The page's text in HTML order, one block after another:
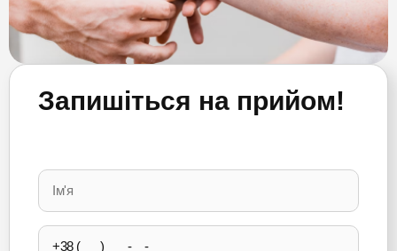
Запишіться на прийом!
leave
this
field
empty.